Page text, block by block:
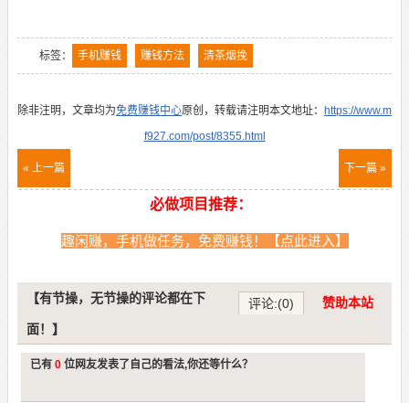
标签： 手机赚钱 赚钱方法 清茶烟挽
除非注明，文章均为免费赚钱中心原创，转载请注明本文地址：
https://www.m
f927.com/post/8355.html
« 上一篇 下一篇 »
必做项目推荐：
趣闲赚，手机做任务，免费赚钱！【点此进入】
评论:(0) 赞助本站
【有节操，无节操的评论都在下
面！】
已有0 位网友发表了自己的看法,你还等什么？